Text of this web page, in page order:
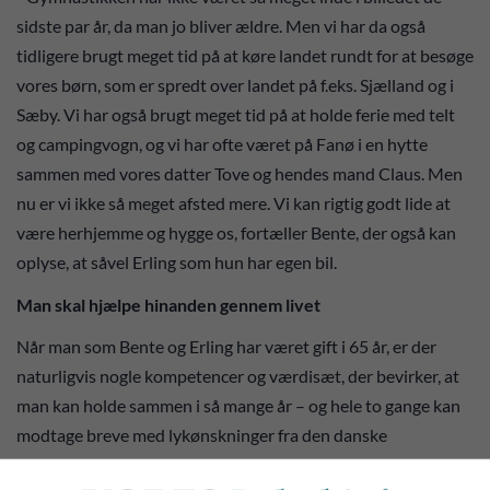
sidste par år, da man jo bliver ældre. Men vi har da også
tidligere brugt meget tid på at køre landet rundt for at besøge
vores børn, som er spredt over landet på f.eks. Sjælland og i
Sæby. Vi har også brugt meget tid på at holde ferie med telt
og campingvogn, og vi har ofte været på Fanø i en hytte
sammen med vores datter Tove og hendes mand Claus. Men
nu er vi ikke så meget afsted mere. Vi kan rigtig godt lide at
være herhjemme og hygge os, fortæller Bente, der også kan
oplyse, at såvel Erling som hun har egen bil.
Man skal hjælpe hinanden gennem livet
Når man som Bente og Erling har været gift i 65 år, er der
naturligvis nogle kompetencer og værdisæt, der bevirker, at
man kan holde sammen i så mange år – og hele to gange kan
modtage breve med lykønskninger fra den danske
kongefamilie.